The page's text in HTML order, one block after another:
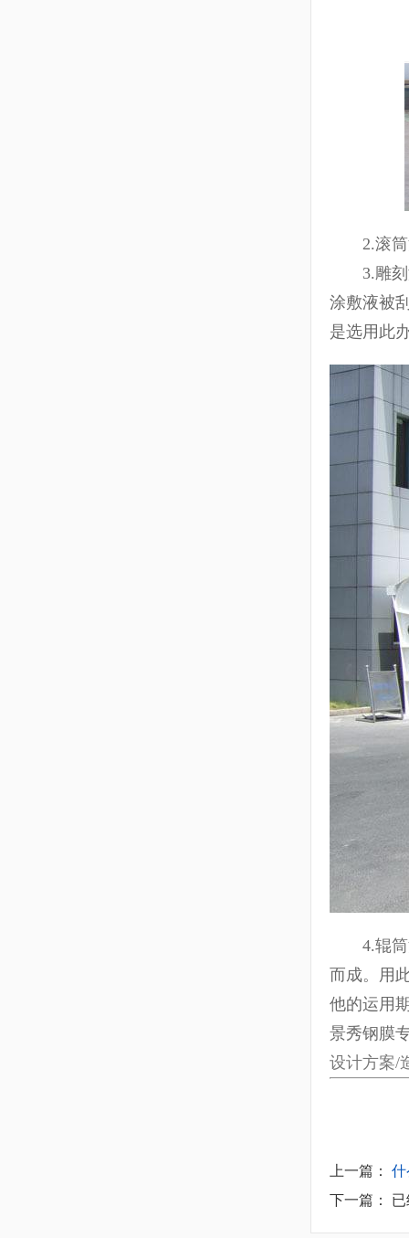
2.滚筒涂
3.雕刻滚
涂敷液被
是选用此
4.辊筒法
而成。用
他的运用
景秀钢膜
设计方案/
上一篇：
下一篇：